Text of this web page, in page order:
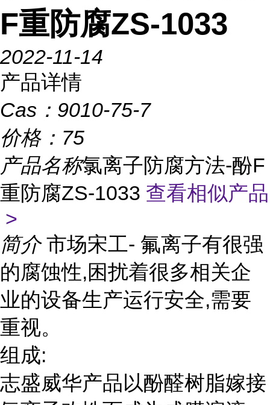
F重防腐ZS-1033
2022-11-14
产品详情
Cas： 9010-75-7
价格： 75
产品名称氯离子防腐方法-酚F
重防腐ZS-1033 查看相似产品
>
简介 市场宋工- 氟离子有很强
的腐蚀性,困扰着很多相关企
业的设备生产运行安全,需要
重视。
组成:
志盛威华产品以酚醛树脂嫁接